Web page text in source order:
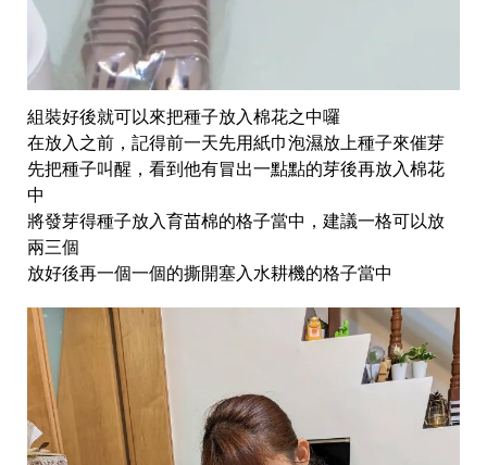
組裝好後就可以來把種子放入棉花之中囉
在放入之前，記得前一天先用紙巾泡濕放上種子來催芽
先把種子叫醒，看到他有冒出一點點的芽後再放入棉花
中
將發芽得種子放入育苗棉的格子當中，建議一格可以放
兩三個
放好後再一個一個的撕開塞入水耕機的格子當中